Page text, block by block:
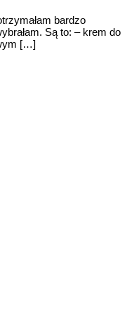
bardzo
Są to: – krem do
[…]